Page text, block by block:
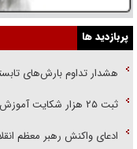
پربازدید ها
هشدار تداوم بارش‌های تابستانه و
ثبت ۲۵ هزار شکایت آموزش و پرورش در دیوان عدالت
ادعای واکنش رهبر معظم